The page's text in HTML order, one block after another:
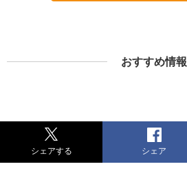
おすすめ情報
シェアする シェア